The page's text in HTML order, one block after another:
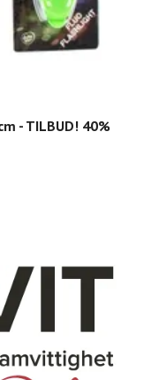
- TILBUD! 40%